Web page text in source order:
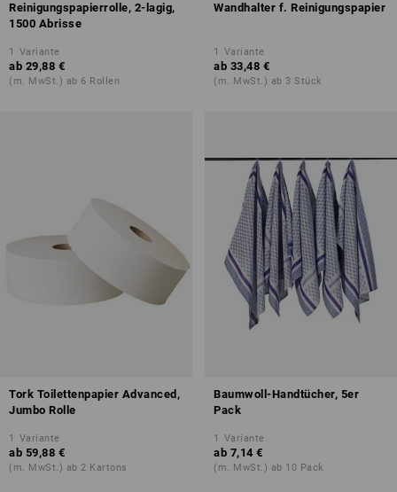
Reinigungspapierrolle, 2-lagig,
1500 Abrisse
1 Variante
ab 29,88 €
(m. MwSt.) ab 6 Rollen
Wandhalter f. Reinigungspapier
1 Variante
ab 33,48 €
(m. MwSt.) ab 3 Stück
Tork Toilettenpapier Advanced,
Jumbo Rolle
1 Variante
ab 59,88 €
(m. MwSt.) ab 2 Kartons
Baumwoll-Handtücher, 5er
Pack
1 Variante
ab 7,14 €
(m. MwSt.) ab 10 Pack